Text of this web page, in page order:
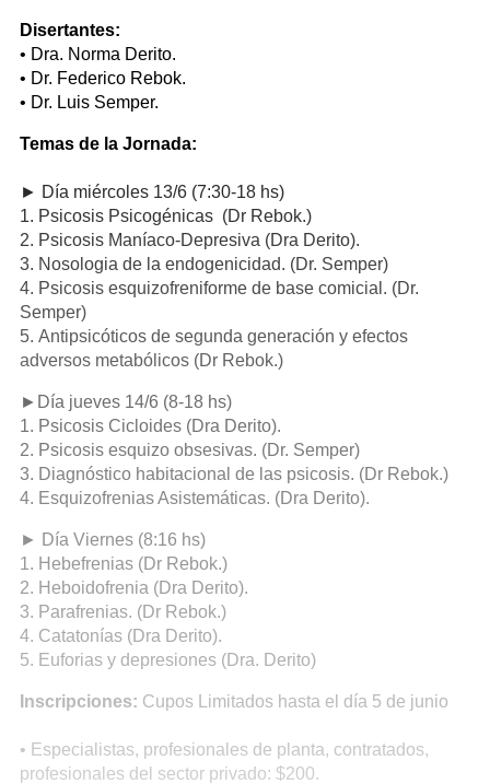
Disertantes:
• Dra. Norma Derito.
• Dr. Federico Rebok.
• Dr. Luis Semper.
Temas de la Jornada:
► Día miércoles 13/6 (7:30-18 hs)
1. Psicosis Psicogénicas (Dr Rebok.)
2. Psicosis Maníaco-Depresiva (Dra Derito).
3. Nosologia de la endogenicidad. (Dr. Semper)
4. Psicosis esquizofreniforme de base comicial. (Dr.
Semper)
5. Antipsicóticos de segunda generación y efectos
adversos metabólicos (Dr Rebok.)
►Día jueves 14/6 (8-18 hs)
1. Psicosis Cicloides (Dra Derito).
2. Psicosis esquizo obsesivas. (Dr. Semper)
3. Diagnóstico habitacional de las psicosis. (Dr Rebok.)
4. Esquizofrenias Asistemáticas. (Dra Derito).
► Día Viernes (8:16 hs)
1. Hebefrenias (Dr Rebok.)
2. Heboidofrenia (Dra Derito).
3. Parafrenias. (Dr Rebok.)
4. Catatonías (Dra Derito).
5. Euforias y depresiones (Dra. Derito)
Inscripciones: Cupos Limitados hasta el día 5 de junio
• Especialistas, profesionales de planta, contratados,
profesionales del sector privado: $200.